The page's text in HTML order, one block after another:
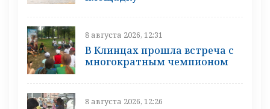
8 августа 2026, 12:31
В Клинцах прошла встреча с
многократным чемпионом
8 августа 2026, 12:26